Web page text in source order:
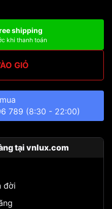
shipping
khi thanh toán
GIỎ
789 (8:30 - 22:00)
tại vnlux.com
đời